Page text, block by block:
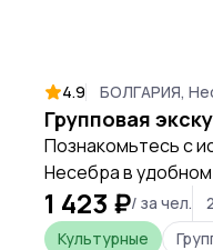
4.9 БОЛГАРИЯ,
Познакомьтесь с
Несебра в
записи на
1 423 ₽/ за чел.
Культурные